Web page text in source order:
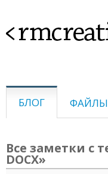
БЛОГ ФАЙЛЫ
Все заметки с
DOCX»